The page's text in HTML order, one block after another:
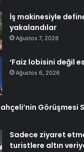
İş makinesiyle
yakalandılar
Ağustos 7, 2026
‘Faiz lobisini değil
Ağustos 6, 2026
Görüşmesi
Sadece ziyaret
turistlere altın